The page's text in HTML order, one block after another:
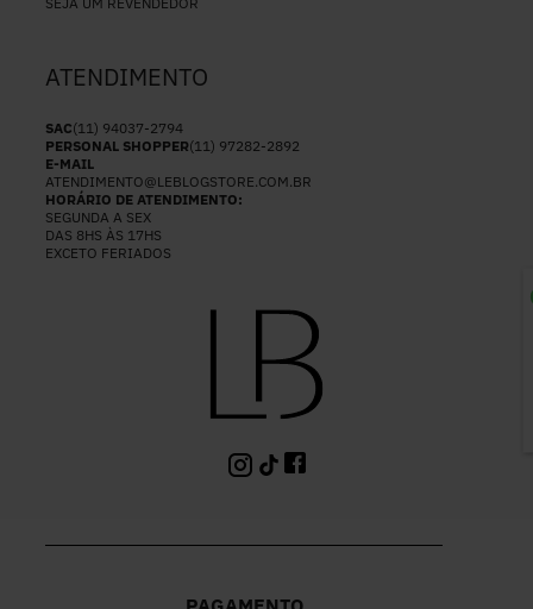
ATENDIMENTO
SAC(11) 94037-2794
PERSONAL SHOPPER(11) 97282-2892
E-MAIL
ATENDIMENTO@LEBLOGSTORE.COM.BR
HORÁRIO DE ATENDIMENTO:
SEGUNDA A SEX
DAS 8HS ÀS 17HS
EXCETO FERIADOS